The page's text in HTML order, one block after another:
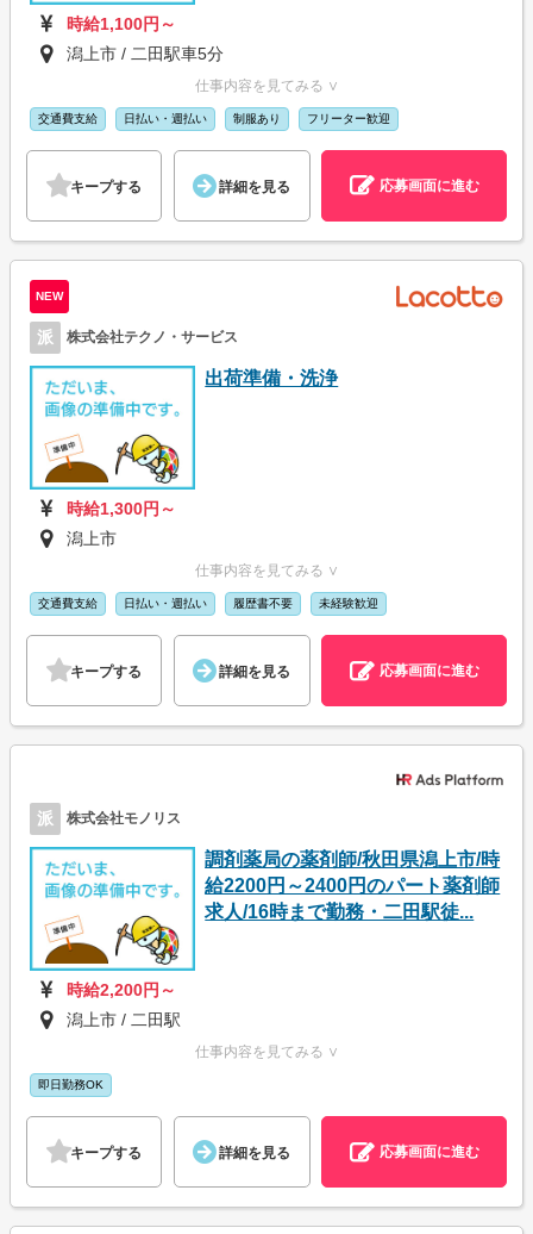
時給1,100円～
潟上市 / 二田駅車5分
仕事内容を見てみる ∨
交通費支給 日払い・週払い 制服あり フリーター歓迎
キープする 詳細を見る 応募画面に進む
NEW
派 株式会社テクノ・サービス
出荷準備・洗浄
時給1,300円～
潟上市
仕事内容を見てみる ∨
交通費支給 日払い・週払い 履歴書不要 未経験歓迎
キープする 詳細を見る 応募画面に進む
派 株式会社モノリス
調剤薬局の薬剤師/秋田県潟上市/時
給2200円～2400円のパート薬剤師
求人/16時まで勤務・二田駅徒...
時給2,200円～
潟上市 / 二田駅
仕事内容を見てみる ∨
即日勤務OK
キープする 詳細を見る 応募画面に進む